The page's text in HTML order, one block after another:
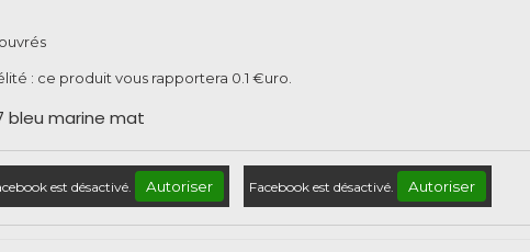
: ce produit vous rapportera 0.1 €uro.
bleu marine mat
est désactivé. Autoriser Facebook est désactivé. Autoriser